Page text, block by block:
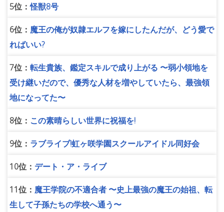
5位：怪獣8号
6位： 魔王の俺が奴隷エルフを嫁にしたんだが、どう愛で
ればいい?
7位： 転生貴族、鑑定スキルで成り上がる 〜弱小領地を
受け継いだので、優秀な人材を増やしていたら、最強領
地になってた〜
8位： この素晴らしい世界に祝福を!
9位： ラブライブ!虹ヶ咲学園スクールアイドル同好会
10位： デート・ア・ライブ
11位： 魔王学院の不適合者 〜史上最強の魔王の始祖、転
生して子孫たちの学校へ通う〜